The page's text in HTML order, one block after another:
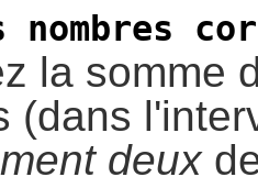
nombres
la somme
(dans
deux